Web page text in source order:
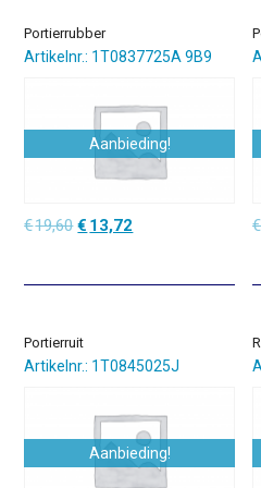
Portierrubber
Artikelnr.: 1T0837725A 9B9
Aanbieding!
€19,60Oorspronkelijke
€19,60.
€ 13,72
€13,72.
€
Portierruit
Artikelnr.: 1T0845025J
Aanbieding!